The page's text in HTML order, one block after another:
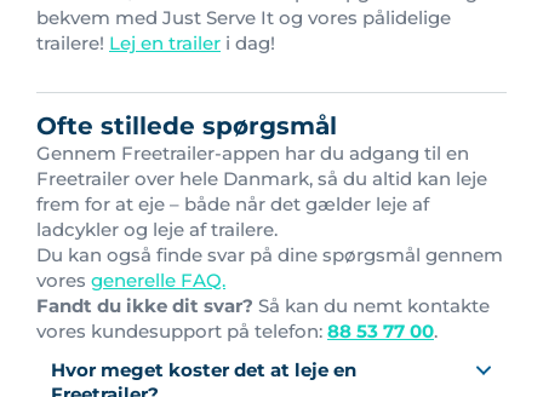
bekvem med Just Serve It og vores pålidelige
trailere! Lej en trailer i dag!
Ofte stillede spørgsmål
Gennem Freetrailer-appen har du adgang til en
Freetrailer over hele Danmark, så du altid kan leje
frem for at eje – både når det gælder leje af
ladcykler og leje af trailere.
Du kan også finde svar på dine spørgsmål gennem
vores generelle FAQ.
Fandt du ikke dit svar? Så kan du nemt kontakte
vores kundesupport på telefon: 88 53 77 00.
Hvor meget koster det at leje en